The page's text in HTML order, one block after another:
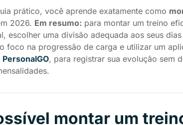
prático, você aprende exatamente como
2026. Em resumo: para montar um treino
escolher uma divisão adequada aos seus
foco na progressão de carga e utilizar um
PersonalGO, para registrar sua evolução sem
montar um